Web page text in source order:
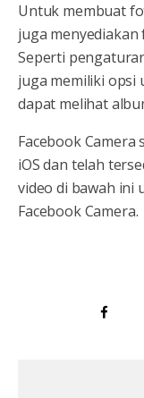
Untuk membuat
juga
Seperti
juga memiliki opsi
dapat melihat
Facebook
iOS dan telah
video di bawah
Facebook Camera.